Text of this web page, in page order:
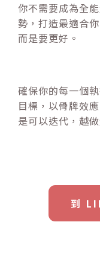
你不需要成為全
勢，打造最適合
而是要更好。
確保你的每一個
目標，以骨牌效
是可以迭代，越
到